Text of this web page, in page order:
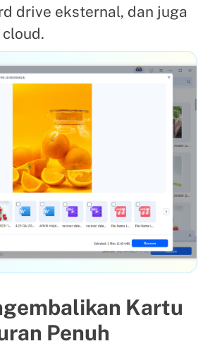
drive eksternal, dan juga
Kartu
Penuh